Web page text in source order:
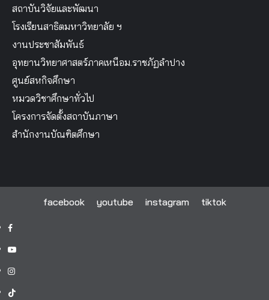
สถาบันวิจัยและพัฒนา
โรงเรียนสาธิตมหาวิทยาลัย ฯ
งานประชาสัมพันธ์
อุทยานวิทยาศาสตร์ภาคเหนือม.ราชภัฏลำปาง
ศูนย์สหกิจศึกษา
หมวดวิชาศึกษาทั่วไป
โครงการจัดตั้งสถาบันภาษา
สำนักงานบัณฑิตศึกษา
facebook youtube instagram tiktok
facebook
youtube
instagram
tiktok